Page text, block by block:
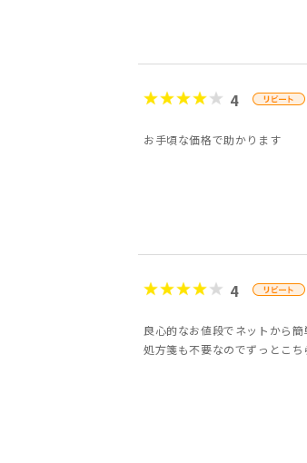
4
お手頃な価格で助かります
4
良心的なお値段でネットから簡
処方箋も不要なのでずっとこ